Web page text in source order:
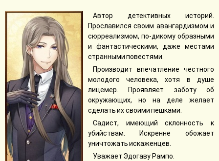
Автор детективных историй.
Прославился своим авангардизмом и
сюрреализмом, по-дикому образными
и фантастическими, даже местами
странными повестями.
Производит впечатление честного
молодого человека, хотя в душе
лицемер. Проявляет заботу об
окружающих, но на деле желает
сделать их своими пешками.
Садист, имеющий склонность к
убийствам. Искренне обожает
уничтожать искаженцев.
Уважает Эдогаву Рампо.